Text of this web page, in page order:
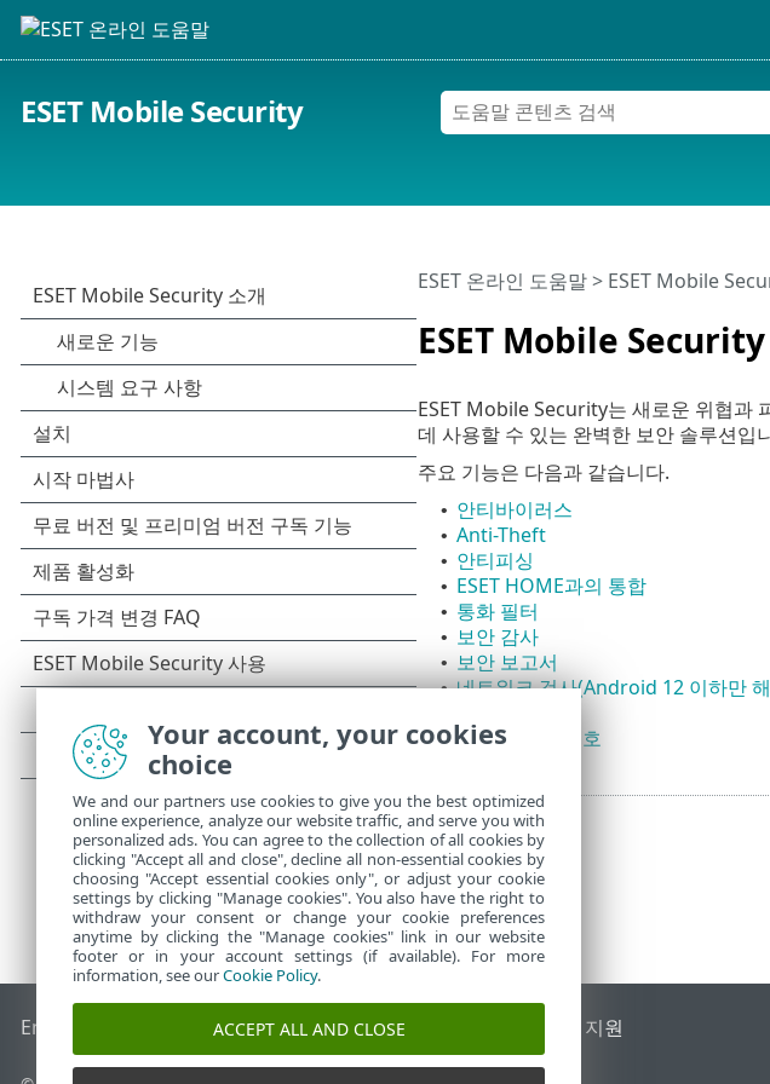
ESET Mobile Security
ESET Mobile Security
ESET 온라인 도움말> ESET Mobile
ESET Mobile Security는 새로운 위협과
데 사용할 수 있는 완벽한 보안 솔루션입
주요 기능은 다음과 같습니다.
• 안티바이러스
• Anti-Theft
• 안티피싱
• ESET HOME과의 통합
• 통화 필터
• 보안 감사
• 보안 보고서
• 네트워크 검사(Android 12 이하만
• 온라인 결제 보호
End of Life ESET 지식 베이스ESET 포럼ESET Status Portal 국가별 지원
Your account, your cookies
choice
We and our partners use cookies to give you the best optimized
online experience, analyze our website traffic, and serve you with
personalized ads. You can agree to the collection of all cookies by
clicking "Accept all and close", decline all non-essential cookies by
choosing "Accept essential cookies only", or adjust your cookie
settings by clicking "Manage cookies". You also have the right to
withdraw your consent or change your cookie preferences
anytime by clicking the "Manage cookies" link in our website
footer or in your account settings (if available). For more
information, see ourCookie Policy.
ACCEPT ALL AND CLOSE